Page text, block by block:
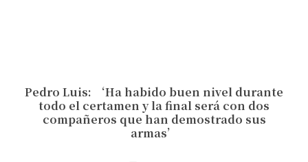
Pedro Luis: ‘Ha habido buen nivel durante
todo el certamen y la final será con dos
compañeros que han demostrado sus
armas’